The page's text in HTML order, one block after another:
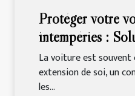
Protéger votre
intempéries :
La voiture est souvent
extension de soi, un
les...